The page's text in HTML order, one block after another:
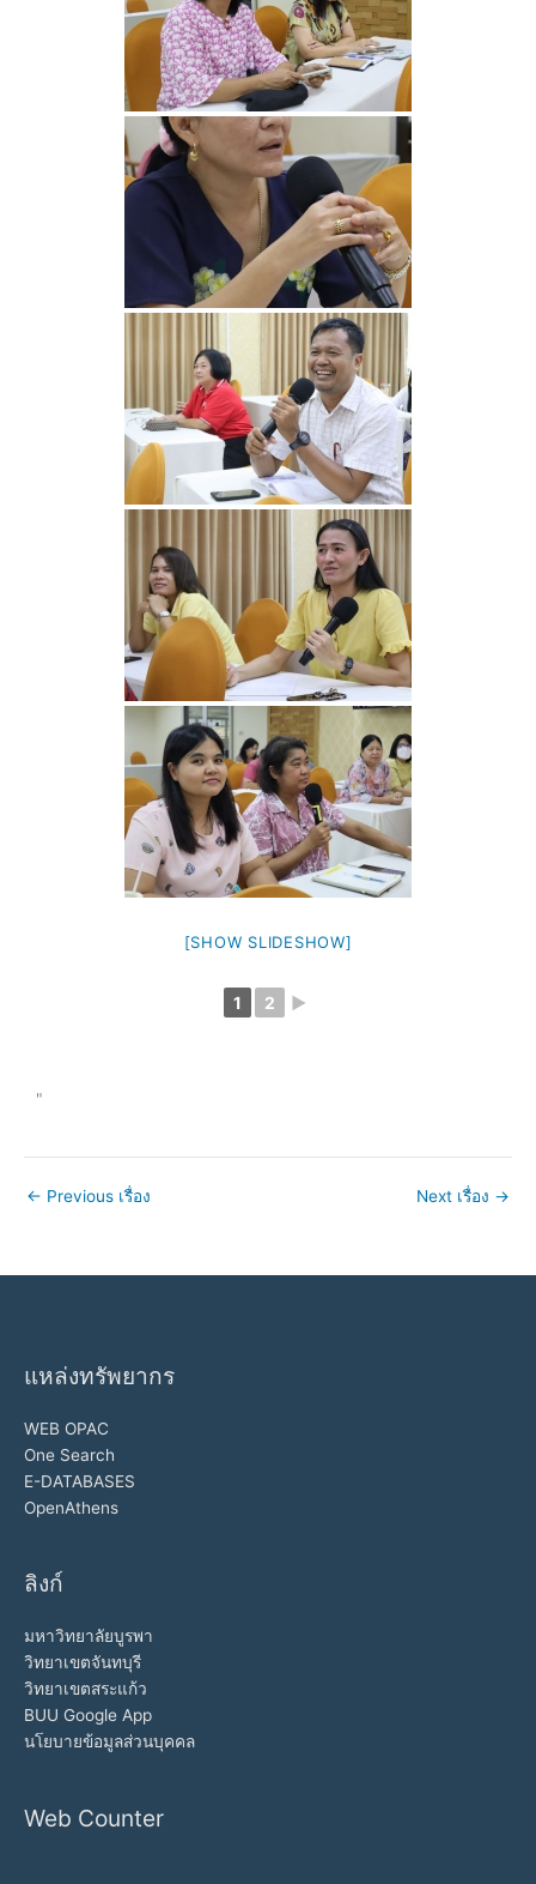
[SHOW SLIDESHOW]
1 2 ►
"
← Previous เรื่อง Next เรื่อง →
แหล่งทรัพยากร
WEB OPAC
One Search
E-DATABASES
OpenAthens
ลิงก์
มหาวิทยาลัยบูรพา
วิทยาเขตจันทบุรี
วิทยาเขตสระแก้ว
BUU Google App
นโยบายข้อมูลส่วนบุคคล
Web Counter